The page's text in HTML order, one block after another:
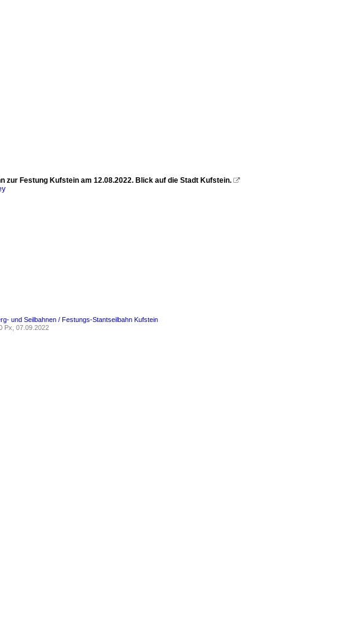
zur Festung Kufstein am 12.08.2022. Blick auf die Stadt Kufstein. 
und Seilbahnen / Festungs-Stantseilbahn Kufstein
Px, 07.09.2022